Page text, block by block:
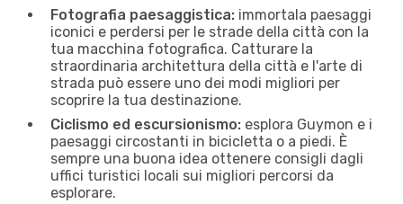
Fotografia paesaggistica: immortala paesaggi
iconici e perdersi per le strade della città con la
tua macchina fotografica. Catturare la
straordinaria architettura della città e l'arte di
strada può essere uno dei modi migliori per
scoprire la tua destinazione.
Ciclismo ed escursionismo: esplora Guymon e i
paesaggi circostanti in bicicletta o a piedi. È
sempre una buona idea ottenere consigli dagli
uffici turistici locali sui migliori percorsi da
esplorare.